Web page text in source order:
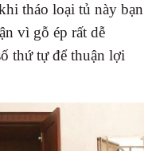
tháo loại tủ này bạn
vì gỗ ép rất dễ
thứ tự để thuận lợi